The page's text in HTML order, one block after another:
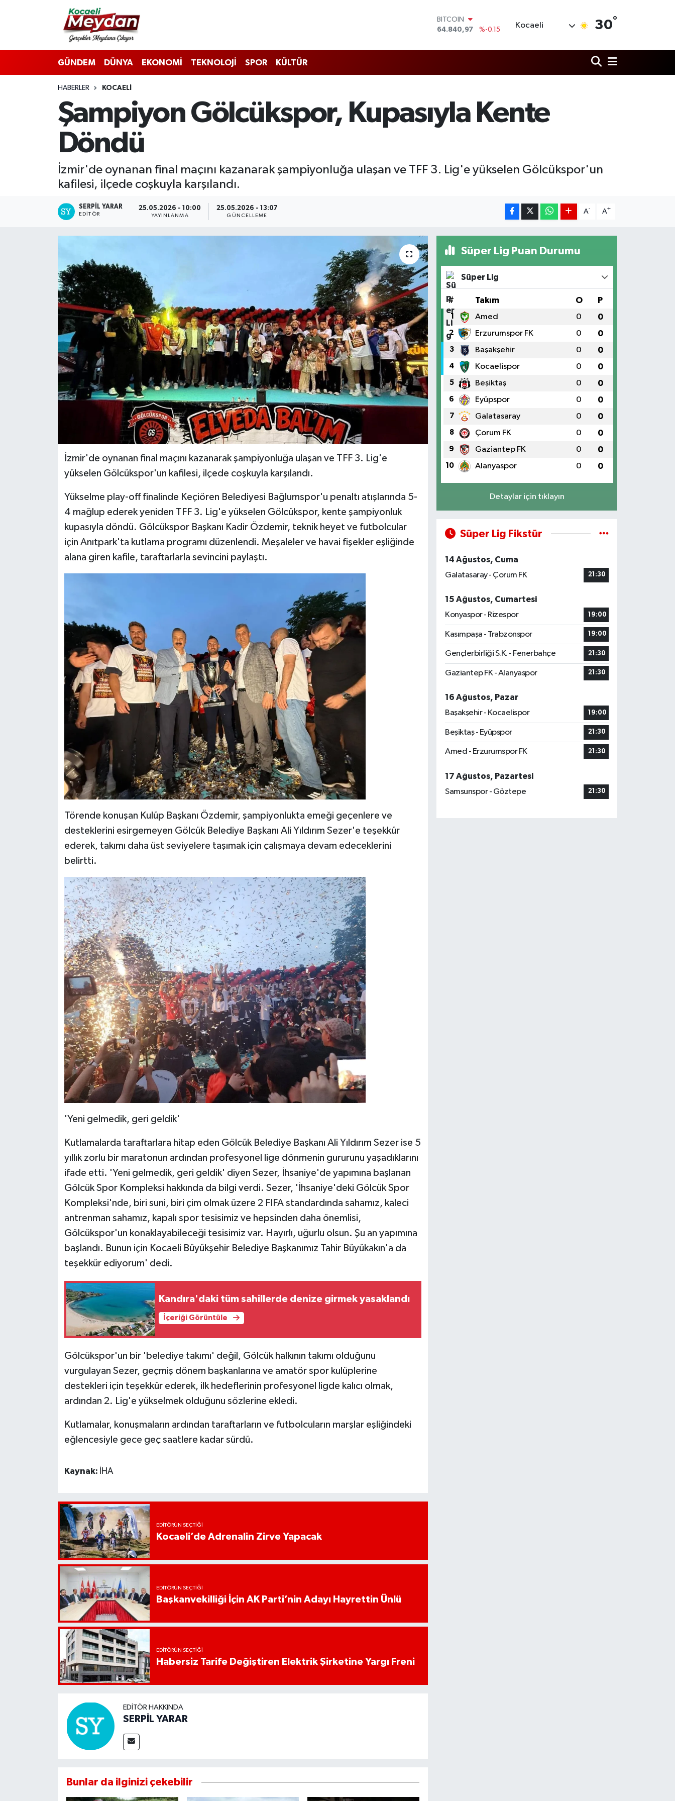
DOLAR
47,7436
%0.18
55,2510
%0.32
BİST100
13.779
%-14
BITCOIN
Kocaeli 30°
GÜNDEM DÜNYA EKONOMİ TEKNOLOJİ SPOR KÜLTÜR
HABERLER KOCAELI
Şampiyon Gölcükspor, Kupasıyla Kente
Döndü
İzmir'de oynanan final maçını kazanarak şampiyonluğa ulaşan ve TFF 3. Lig'e yükselen Gölcükspor'un
kafilesi, ilçede coşkuyla karşılandı.
SERPİL YARAR
EDITÖR
25.05.2026 - 10:00
YAYINLANMA
25.05.2026 - 13:07
GÜNCELLEME
A- A+
İzmir'de oynanan final maçını kazanarak şampiyonluğa ulaşan ve TFF 3. Lig'e
yükselen Gölcükspor'un kafilesi, ilçede coşkuyla karşılandı.
Yükselme play-off finalinde Keçiören Belediyesi Bağlumspor'u penaltı atışlarında 5-
4 mağlup ederek yeniden TFF 3. Lig'e yükselen Gölcükspor, kente şampiyonluk
kupasıyla döndü. Gölcükspor Başkanı Kadir Özdemir, teknik heyet ve futbolcular
için Anıtpark'ta kutlama programı düzenlendi. Meşaleler ve havai fişekler eşliğinde
alana giren kafile, taraftarlarla sevincini paylaştı.
Törende konuşan Kulüp Başkanı Özdemir, şampiyonlukta emeği geçenlere ve
desteklerini esirgemeyen Gölcük Belediye Başkanı Ali Yıldırım Sezer'e teşekkür
ederek, takımı daha üst seviyelere taşımak için çalışmaya devam edeceklerini
belirtti.
'Yeni gelmedik, geri geldik'
Kutlamalarda taraftarlara hitap eden Gölcük Belediye Başkanı Ali Yıldırım Sezer ise 5
yıllık zorlu bir maratonun ardından profesyonel lige dönmenin gururunu yaşadıklarını
ifade etti. 'Yeni gelmedik, geri geldik' diyen Sezer, İhsaniye'de yapımına başlanan
Gölcük Spor Kompleksi hakkında da bilgi verdi. Sezer, 'İhsaniye'deki Gölcük Spor
Kompleksi'nde, biri suni, biri çim olmak üzere 2 FIFA standardında sahamız, kaleci
antrenman sahamız, kapalı spor tesisimiz ve hepsinden daha önemlisi,
Gölcükspor'un konaklayabileceği tesisimiz var. Hayırlı, uğurlu olsun. Şu an yapımına
başlandı. Bunun için Kocaeli Büyükşehir Belediye Başkanımız Tahir Büyükakın'a da
teşekkür ediyorum' dedi.
Kandıra'daki tüm sahillerde denize girmek yasaklandı
İçeriği Görüntüle
Gölcükspor'un bir 'belediye takımı' değil, Gölcük halkının takımı olduğunu
vurgulayan Sezer, geçmiş dönem başkanlarına ve amatör spor kulüplerine
destekleri için teşekkür ederek, ilk hedeflerinin profesyonel ligde kalıcı olmak,
ardından 2. Lig'e yükselmek olduğunu sözlerine ekledi.
Kutlamalar, konuşmaların ardından taraftarların ve futbolcuların marşlar eşliğindeki
eğlencesiyle gece geç saatlere kadar sürdü.
Kaynak: İHA
EDITÖRÜN SEÇTIĞI
Kocaeli’de Adrenalin Zirve Yapacak
EDITÖRÜN SEÇTIĞI
Başkanvekilliği İçin AK Parti’nin Adayı Hayrettin Ünlü
EDITÖRÜN SEÇTIĞI
Habersiz Tarife Değiştiren Elektrik Şirketine Yargı Freni
EDITÖR HAKKINDA
SERPİL YARAR
Bunlar da ilginizi çekebilir
Süper Lig Puan Durumu
Süper Lig
# Takım O P
1 Amed 0 0
2 Erzurumspor FK 0 0
3 Başakşehir 0 0
4 Kocaelispor 0 0
5 Beşiktaş 0 0
6 Eyüpspor 0 0
7 Galatasaray 0 0
8 Çorum FK 0 0
9 Gaziantep FK 0 0
10 Alanyaspor 0 0
Detaylar için tıklayın
Süper Lig Fikstür
14 Ağustos, Cuma
Galatasaray - Çorum FK
21:30
15 Ağustos, Cumartesi
Konyaspor - Rizespor
19:00
Kasımpaşa - Trabzonspor 19:00
Gençlerbirliği S.K. - Fenerbahçe 21:30
Gaziantep FK - Alanyaspor 21:30
16 Ağustos, Pazar
Başakşehir - Kocaelispor
19:00
Beşiktaş - Eyüpspor 21:30
Amed - Erzurumspor FK 21:30
17 Ağustos, Pazartesi
Samsunspor - Göztepe
21:30
Nöbetçi Eczaneler
Hava Durumu
Trafik Durumu
Süper Lig Puan Durumu ve Fikstür
Tüm Manşetler
Son Dakika Haberleri